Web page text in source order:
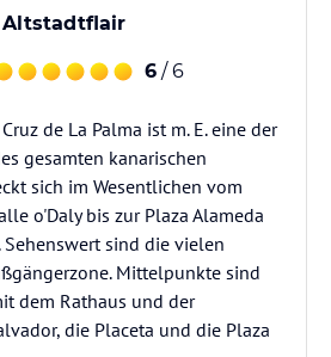
Altstadtflair
6 / 6
de La Palma ist m. E. eine der
gesamten kanarischen
sich im Wesentlichen vom
o'Daly bis zur Plaza Alameda
sind die vielen
Mittelpunkte sind
dem Rathaus und der
die Placeta und die Plaza